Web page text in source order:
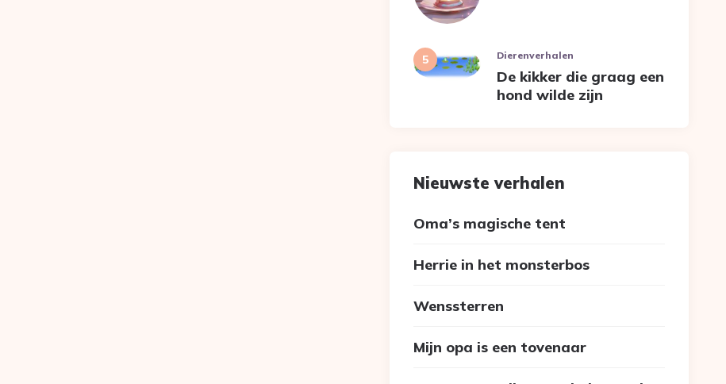
Dierenverhalen
De kikker die graag een
hond wilde zijn
Nieuwste verhalen
Oma’s magische tent
Herrie in het monsterbos
Wenssterren
Mijn opa is een tovenaar